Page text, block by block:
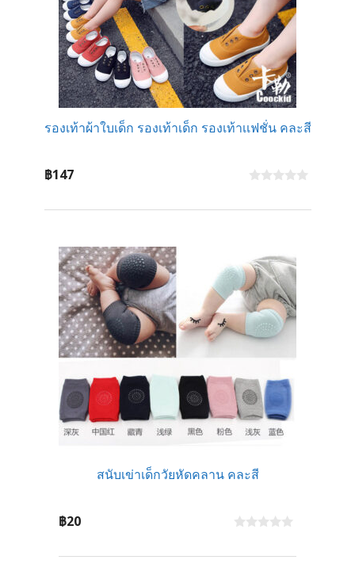
รองเท้าผ้าใบเด็ก รองเท้าเด็ก รองเท้าเเฟชั่น คละสี
u
5
฿147
สนับเข่าเด็กวัยหัดคลาน คละสี
u
฿20